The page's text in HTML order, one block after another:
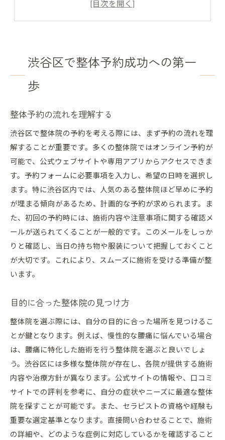
整体選びの基本渋谷で知っておくべきこと
口コミと評価の活用法
事前相談で解決できる疑問
渋谷で整体を受ける際の注意点
渋谷区の整体予約で施術内容を見極める方法
施術メニューの読み解き方
整体院の得意分野を把握する
施術前のヒアリングで得る情報
施術後のアフターケアの確認
渋谷駅周辺の整体院マップ
通いやすさを考慮した立地選び
交通手段に応じたアクセス調査
駐車場の有無を確認する
オンライン予約の活用法
アクセスと施術内容のバランス
スタッフの資格と経験を確認
専門施術と施術者の信頼性
渋谷区で整体予約成功への第一
歩
整体予約の流れを理解する
渋谷区で整体院の予約を考える際には、まず予約の流れを理
解することが重要です。多くの整体院ではオンライン予約が
可能で、公式ウェブサイトや専用アプリからアクセスできま
す。予約フォームに必要事項を入力し、希望の日時を選択し
ます。特に渋谷区内では、人気のある整体院ほど早めに予約
が埋まる傾向があるため、計画的な予約が求められます。ま
た、初回の予約時には、施術内容や注意事項に関する確認メ
ールが送られてくることが一般的です。このメールをしっか
りと確認し、当日の持ち物や服装について把握しておくこと
が大切です。これにより、スムーズに施術を受ける準備が整
います。
目的に合った整体院の見つけ方
整体院を選ぶ際には、自分の目的に合った場所を見つけるこ
とが鍵となります。例えば、慢性的な腰痛に悩んでいる場合
は、腰痛に特化した施術を行う整体院を選ぶと良いでしょ
う。渋谷区には多様な整体院が存在し、各院が提供する施術
内容や治療方針が異なります。公式サイトの情報や、口コミ
サイトでの評判を参考に、自分の症状やニーズに最適な整体
院を探すことが可能です。また、セラピストの資格や経験も
重要な選定基準となります。直接問い合わせることで、施術
の詳細や、どのような症例に対応しているかを確認すること